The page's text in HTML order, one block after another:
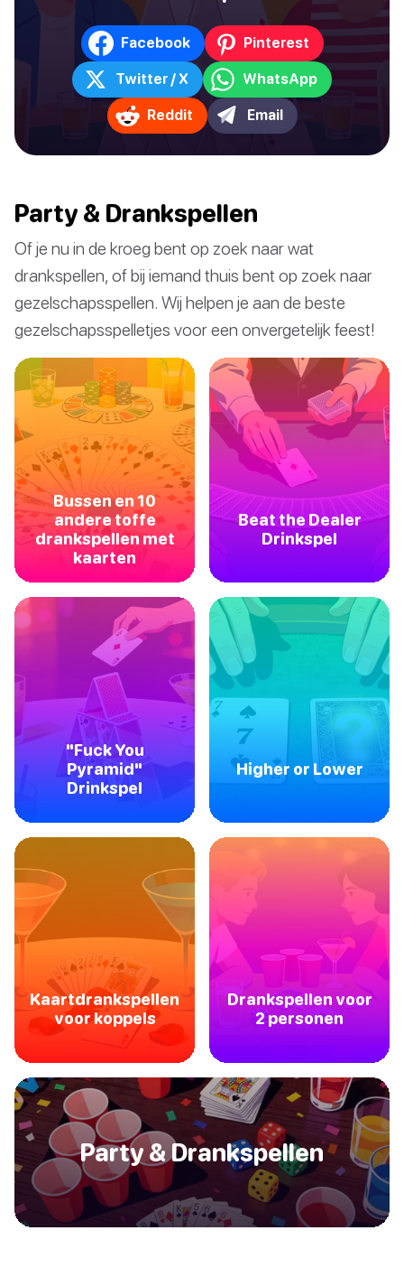
Facebook Pinterest
Twitter / X WhatsApp
Reddit Email
Party & Drankspellen
Of je nu in de kroeg bent op zoek naar wat
drankspellen, of bij iemand thuis bent op zoek naar
gezelschapsspellen. Wij helpen je aan de beste
gezelschapsspelletjes voor een onvergetelijk feest!
Bussen en 10
andere toffe
drankspellen met
kaarten
Beat the Dealer
Drinkspel
"Fuck You
Pyramid"
Drinkspel
Higher or Lower
Kaartdrankspellen
voor koppels
Drankspellen voor
2 personen
Party & Drankspellen